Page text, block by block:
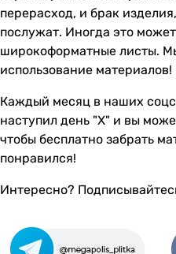
перерасход, и брак
послужат. Иногда это
широкоформатные листы.
использование материалов!
Каждый месяц в наших
наступил день "Х" и вы
чтобы бесплатно забрать
понравился!
Интересно?